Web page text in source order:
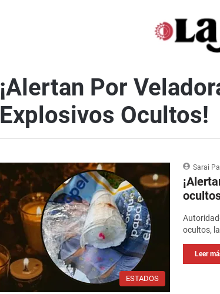
¡Alertan Por
Explosivos Ocultos!
ESTADOS
Sarai
ocultos,
Leer